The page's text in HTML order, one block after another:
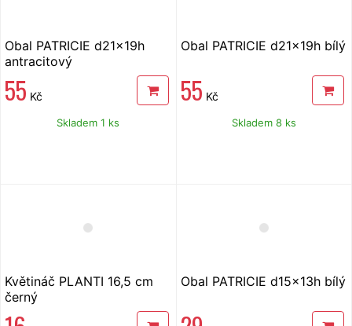
Obal PATRICIE d21x19h
antracitový
55 Kč
Skladem 1 ks
Obal PATRICIE d21x19h bílý
55 Kč
Skladem 8 ks
Květináč PLANTI 16,5 cm
černý
Obal PATRICIE d15x13h bílý